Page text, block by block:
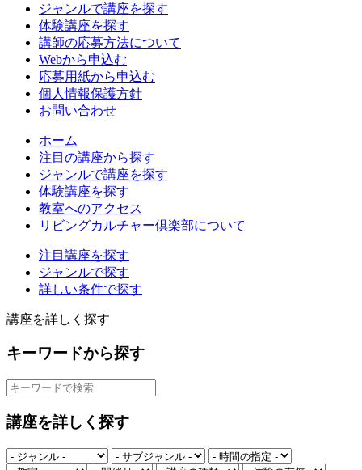
ジャンルで講座を探す
体験講座を探す
講師の応募方法について
Webから申込む
応募用紙から申込む
個人情報保護方針
お問い合わせ
ホーム
注目の講座から探す
ジャンルで講座を探す
体験講座を探す
教室へのアクセス
リビングカルチャー倶楽部について
注目講座を探す
ジャンルで探す
詳しい条件で探す
講座を詳しく探す
キーワードから探す
講座を詳しく探す